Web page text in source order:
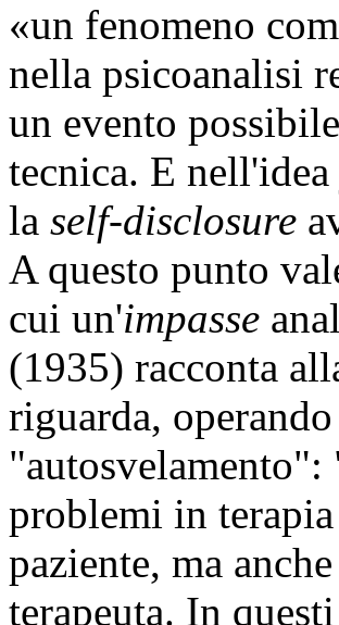
«un fenomeno
nella psicoanalisi
un evento
tecnica. E
la self-disclosure
A questo punto
cui un'impasse
(1935) racconta
riguarda,
problemi in
paziente, ma
terapeuta. In